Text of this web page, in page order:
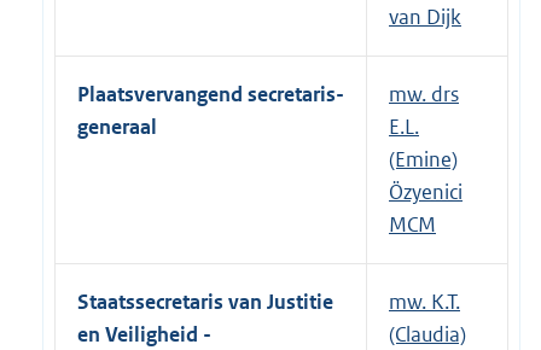
van Dijk
Plaatsvervangend secretaris-
generaal
mw. drs
E.L.
(Emine)
Özyenici
MCM
Staatssecretaris van Justitie
en Veiligheid -
mw. K.T.
(Claudia)